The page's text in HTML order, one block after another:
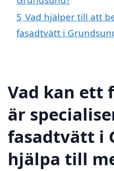
5 Vad hjälper till att
fasadtvätt i
Vad kan ett
är
fasadtvätt i
hjälpa till